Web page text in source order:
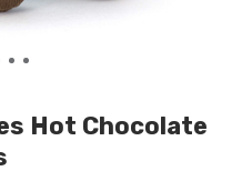
Hot Chocolate